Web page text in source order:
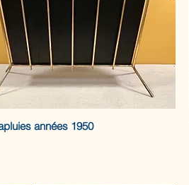
années 1950